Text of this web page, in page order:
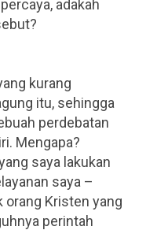
adakah
kurang
itu, sehingga
perdebatan
Mengapa?
saya lakukan
saya –
orang Kristen yang
perintah